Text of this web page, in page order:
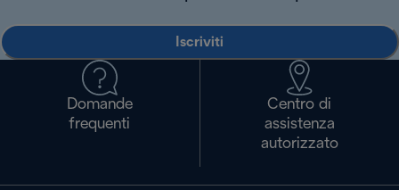
Iscriviti
Domande
frequenti
Centro di
assistenza
autorizzato